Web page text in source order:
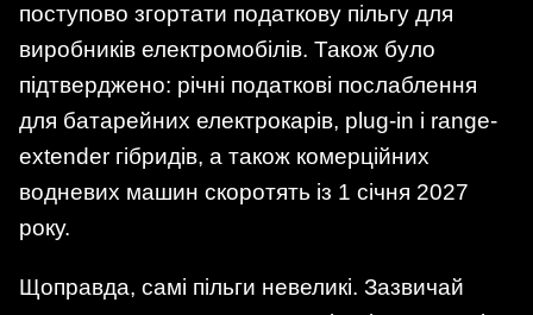
поступово згортати податкову пільгу для
виробників електромобілів. Також було
підтверджено: річні податкові послаблення
для батарейних електрокарів, plug-in і range-
extender гібридів, а також комерційних
водневих машин скоротять із 1 січня 2027
року.
Щоправда, самі пільги невеликі. Зазвичай